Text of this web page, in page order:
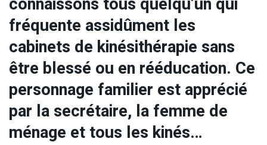
fréquente assidûment les
cabinets de kinésithérapie sans
être blessé ou en rééducation. Ce
personnage familier est apprécié
par la secrétaire, la femme de
ménage et tous les kinés…